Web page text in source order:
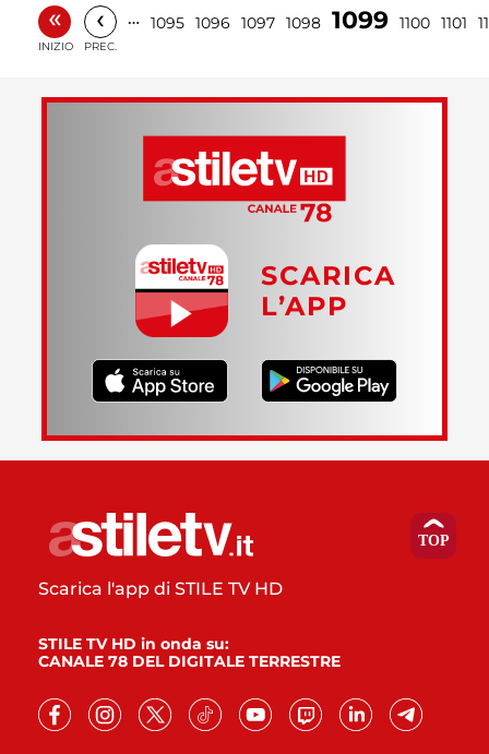
«
INIZIO
‹
PREC.
… 1095 1096 1097 1098 1099 1100 1101
SCARICA
L’APP
Scarica l'app di STILE TV HD
STILE TV HD in onda su:
CANALE 78 DEL DIGITALE TERRESTRE